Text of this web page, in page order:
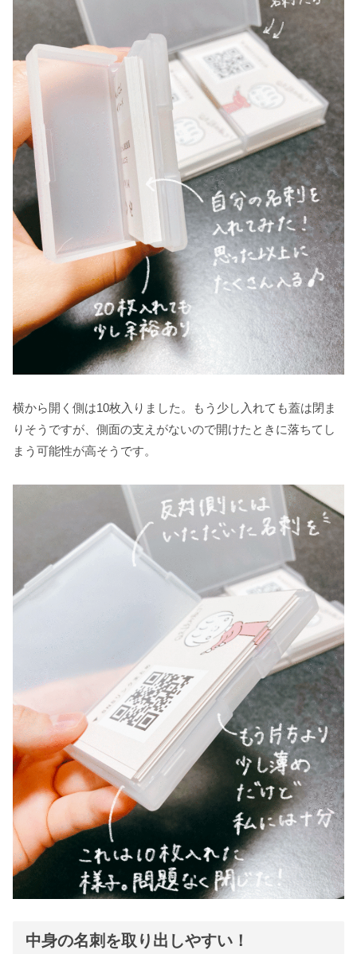
横から開く側は10枚入りました。もう少し入れても蓋は閉ま
りそうですが、側面の支えがないので開けたときに落ちてし
まう可能性が高そうです。
中身の名刺を取り出しやすい！